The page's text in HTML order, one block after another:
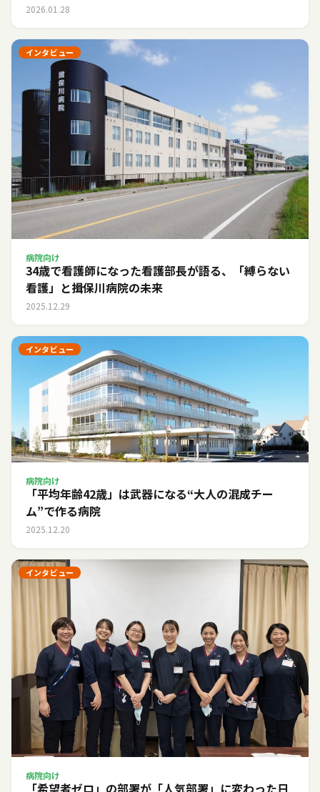
2026.01.28
インタビュー
病院向け
34歳で看護師になった看護部長が語る、「縛らない
看護」と揖保川病院の未来
2025.12.29
インタビュー
病院向け
「平均年齢42歳」は武器になる――“大人の混成チー
ム”で作る病院
2025.12.20
インタビュー
病院向け
「希望者ゼロ」の部署が「人気部署」に変わった日――